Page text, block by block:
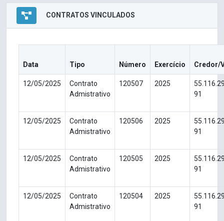
CONTRATOS VINCULADOS
Data Tipo Número Exercício Credor/
12/05/2025
Contrato
Admistrativo
120507 2025
91
12/05/2025
Contrato
Admistrativo
120506 2025
91
12/05/2025
Contrato
Admistrativo
120505 2025
91
12/05/2025
Contrato
Admistrativo
120504 2025
91